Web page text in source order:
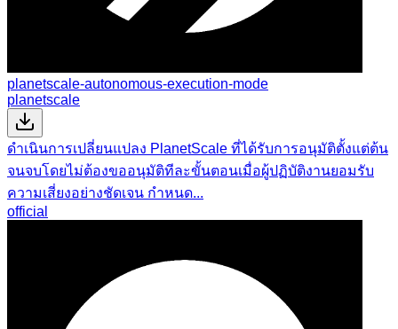
planetscale-autonomous-execution-mode
planetscale
ดำเนินการเปลี่ยนแปลง PlanetScale ที่ได้รับการอนุมัติตั้งแต่ต้น
จนจบโดยไม่ต้องขออนุมัติทีละขั้นตอนเมื่อผู้ปฏิบัติงานยอมรับ
ความเสี่ยงอย่างชัดเจน กำหนด...
official